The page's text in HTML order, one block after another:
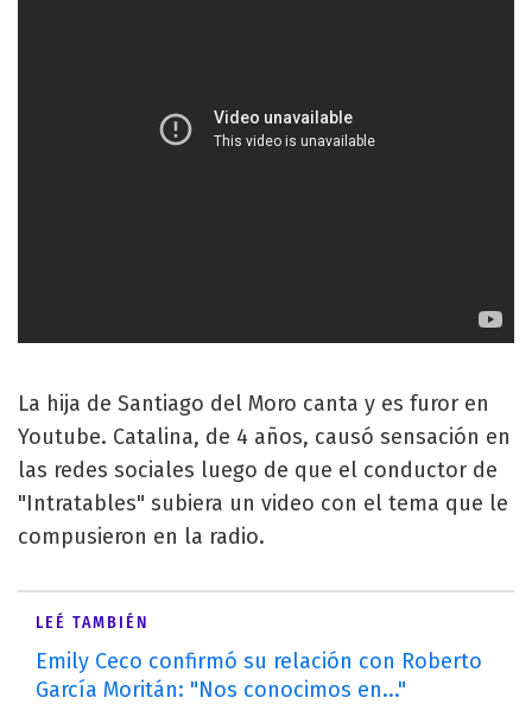
La hija de Santiago del Moro canta y es furor en
Youtube. Catalina, de 4 años, causó sensación en
las redes sociales luego de que el conductor de
"Intratables" subiera un video con el tema que le
compusieron en la radio.
LEÉ TAMBIÉN
Emily Ceco confirmó su relación con Roberto
García Moritán: "Nos conocimos en..."